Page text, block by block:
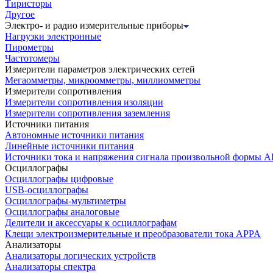
Тиристоры
Другое
Электро- и радио измерительные приборы
Нагрузки электронные
Пирометры
Частотомеры
Измерители параметров электрических сетей
Мегаомметры, микроомметры, миллиомметры
Измерители сопротивления
Измерители сопротивления изоляции
Измерители сопротивления заземления
Источники питания
Автономные источники питания
Линейные источники питания
Источники тока и напряжения сигнала произвольной формы
Осциллографы
Осциллографы цифровые
USB-осциллографы
Осциллографы-мультиметры
Осциллографы аналоговые
Делители и аксессуары к осциллографам
Клещи электроизмерительные и преобразователи тока APPA
Анализаторы
Анализаторы логических устройств
Анализаторы спектра